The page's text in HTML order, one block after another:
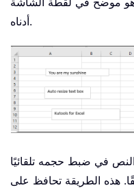
أدناه.
في ضبط حجمه تلقائيًا
هذه الطريقة تحافظ على